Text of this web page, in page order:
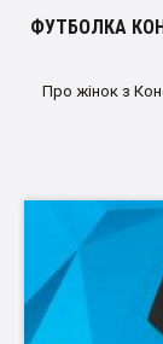
ФУТБОЛКА
Про жінок з